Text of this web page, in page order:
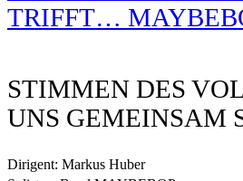
TRIFFT…
STIMMEN DES
UNS GEMEINSAM
Dirigent: Markus Huber